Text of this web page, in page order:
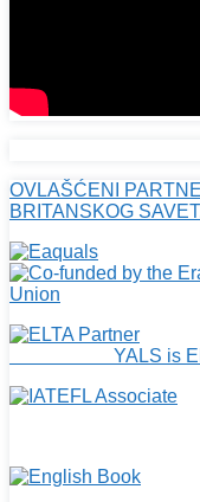
OVLAŠĆENI
BRITANSKOG
YALS is